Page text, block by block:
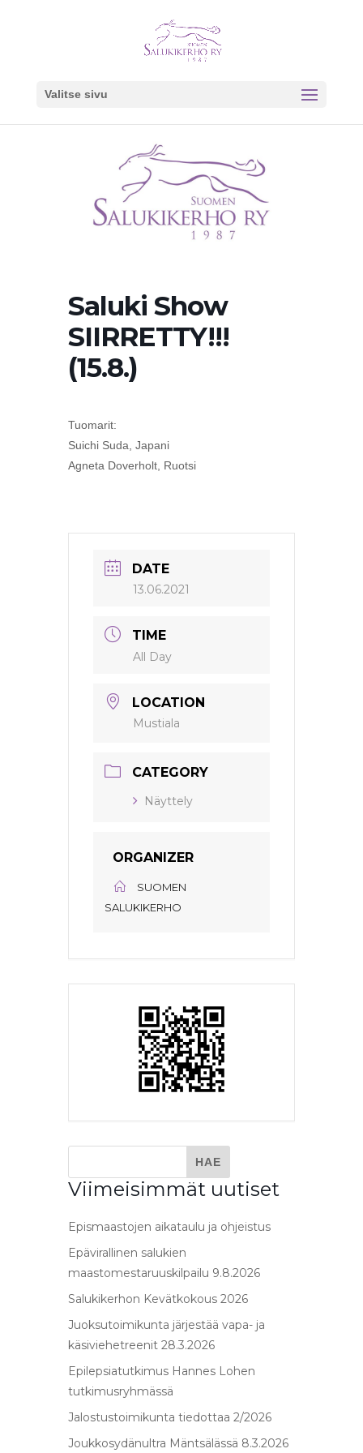
Valitse sivu
Saluki Show
SIIRRETTY!!!
(15.8.)
Tuomarit:
Suichi Suda, Japani
Agneta Doverholt, Ruotsi
DATE
13.06.2021
TIME
All Day
LOCATION
Mustiala
CATEGORY
Näyttely
ORGANIZER
SUOMEN
SALUKIKERHO
Viimeisimmät uutiset
Epismaastojen aikataulu ja ohjeistus
Epävirallinen salukien
maastomestaruuskilpailu 9.8.2026
Salukikerhon Kevätkokous 2026
Juoksutoimikunta järjestää vapa- ja
käsiviehetreenit 28.3.2026
Epilepsiatutkimus Hannes Lohen
tutkimusryhmässä
Jalostustoimikunta tiedottaa 2/2026
Joukkosydänultra Mäntsälässä 8.3.2026